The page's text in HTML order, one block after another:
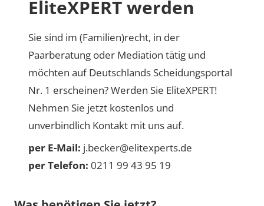
EliteXPERT werden
Sie sind im (Familien)recht, in der
Paarberatung oder Mediation tätig und
möchten auf Deutschlands Scheidungsportal
Nr. 1 erscheinen? Werden Sie EliteXPERT!
Nehmen Sie jetzt kostenlos und
unverbindlich Kontakt mit uns auf.
per E-Mail: j.becker@elitexperts.de
per Telefon: 0211 99 43 95 19